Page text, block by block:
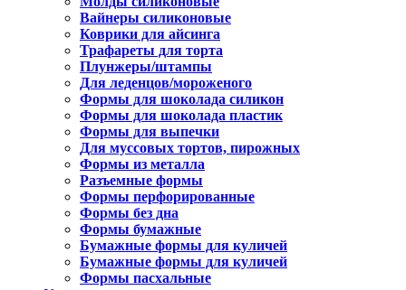
Вайнеры силиконовые
Коврики для айсинга
Трафареты для торта
Плунжеры/штампы
Для леденцов/мороженого
Формы для шоколада силикон
Формы для шоколада пластик
Формы для выпечки
Для муссовых тортов, пирожных
Формы из металла
Разъемные формы
Формы перфорированные
Формы без дна
Формы бумажные
Бумажные формы для куличей
Бумажные формы для куличей
Формы пасхальные